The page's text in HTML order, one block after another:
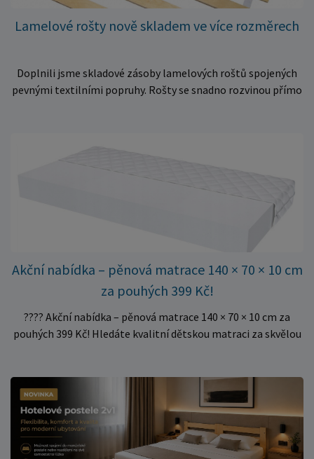
Lamelové rošty nově skladem ve více rozměrech
Doplnili jsme skladové zásoby lamelových roštů spojených
pevnými textilními popruhy. Rošty se snadno rozvinou přímo
množství kusů, proto můžeme objednávky rychle expedovat.
Vyberte si vhodný rozměr a dopřejte své matraci kvalitní
podklad za výhodnou cenu.
Akční nabídka – pěnová matrace 140 × 70 × 10 cm
za pouhých 399 Kč!
???? Akční nabídka – pěnová matrace 140 × 70 × 10 cm za
pouhých 399 Kč! Hledáte kvalitní dětskou matraci za skvělou
✅ Pohodlné pěnové jádro pro komfortní spánek dítěte ✅
Skvělá volba do dětských postýlek ✅ Výjimečně výhodná cena
– jen 399 Kč Využijte této mimořádné nabídky a pořiďte
kvalitní matraci za cenu, která patří k nejvýhodnějším na
trhu. Akce platí pouze do vyprodání zásob. Nakupujte chytře a